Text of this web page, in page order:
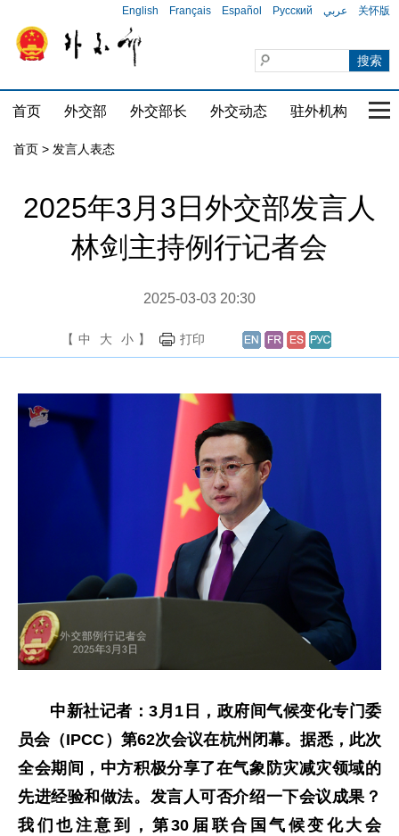
English Français Español Русский عربي 关怀版
首页 外交部 外交部长 外交动态 驻外机构 国
首页 > 发言人表态
2025年3月3日外交部发言人
林剑主持例行记者会
2025-03-03 20:30
【 中 大 小 】 打印
中新社记者：3月1日，政府间气候变化专门委
员会（IPCC）第62次会议在杭州闭幕。据悉，此次
全会期间，中方积极分享了在气象防灾减灾领域的
先进经验和做法。发言人可否介绍一下会议成果？
我们也注意到，第30届联合国气候变化大会